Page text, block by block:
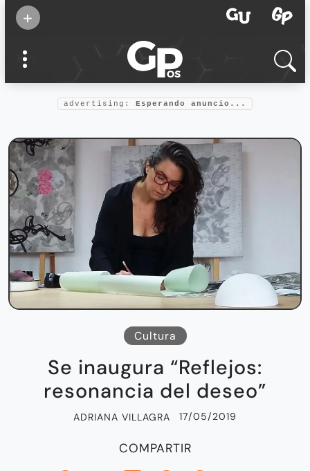
+
confianza
Foro salud
advertising: Esperando anuncio...
Cultura
Se inaugura “Reflejos:
resonancia del deseo”
ADRIANA VILLAGRA 17/05/2019
COMPARTIR